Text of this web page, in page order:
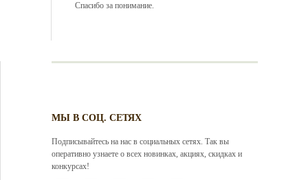
Спасибо за понимание.
МЫ В СОЦ. СЕТЯХ
Подписывайтесь на нас в социальных сетях. Так вы
оперативно узнаете о всех новинках, акциях, скидках и
конкурсах!